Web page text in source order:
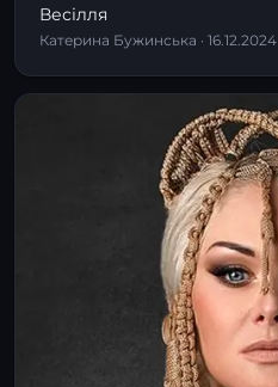
Весілля
Катерина Бужинська · 16.12.2024